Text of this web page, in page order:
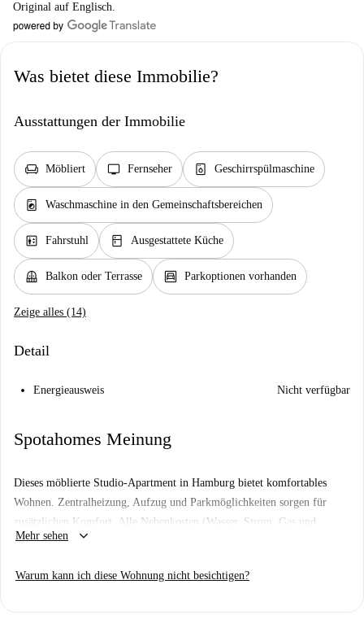
Original auf Englisch.
Was bietet diese Immobilie?
Ausstattungen der Immobilie
chair Möbliert tv Fernseher dishwasher_gen Geschirrspülmaschine
local_laundry_service Waschmaschine in den Gemeinschaftsbereichen
elevator Fahrstuhl kitchen Ausgestattete Küche
balcony Balkon oder Terrasse garage Parkoptionen vorhanden
Zeige alles (14)
Detail
Energieausweis Nicht verfügbar
Spotahomes Meinung
Dieses möblierte Studio-Apartment in Hamburg bietet komfortables
Wohnen. Zentralheizung, Aufzug und Parkmöglichkeiten sorgen für
zusätzlichen Komfort. Alle Nebenkosten (Wasser, Strom, Gas und
WLAN) sind in der Miete enthalten und machen es zu einer
Mehr sehen keyboard_arrow_down
Warum kann ich diese Wohnung nicht besichtigen?